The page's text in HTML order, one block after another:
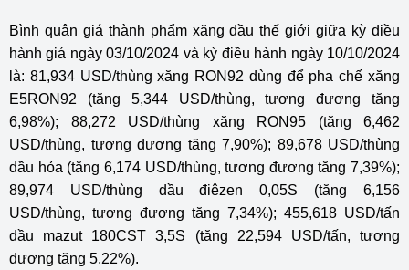
Bình quân giá thành phẩm xăng dầu thế giới giữa kỳ điều
hành giá ngày 03/10/2024 và kỳ điều hành ngày 10/10/2024
là: 81,934 USD/thùng xăng RON92 dùng để pha chế xăng
E5RON92 (tăng 5,344 USD/thùng, tương đương tăng
6,98%); 88,272 USD/thùng xăng RON95 (tăng 6,462
USD/thùng, tương đương tăng 7,90%); 89,678 USD/thùng
dầu hỏa (tăng 6,174 USD/thùng, tương đương tăng 7,39%);
89,974 USD/thùng dầu điêzen 0,05S (tăng 6,156
USD/thùng, tương đương tăng 7,34%); 455,618 USD/tấn
dầu mazut 180CST 3,5S (tăng 22,594 USD/tấn, tương
đương tăng 5,22%).